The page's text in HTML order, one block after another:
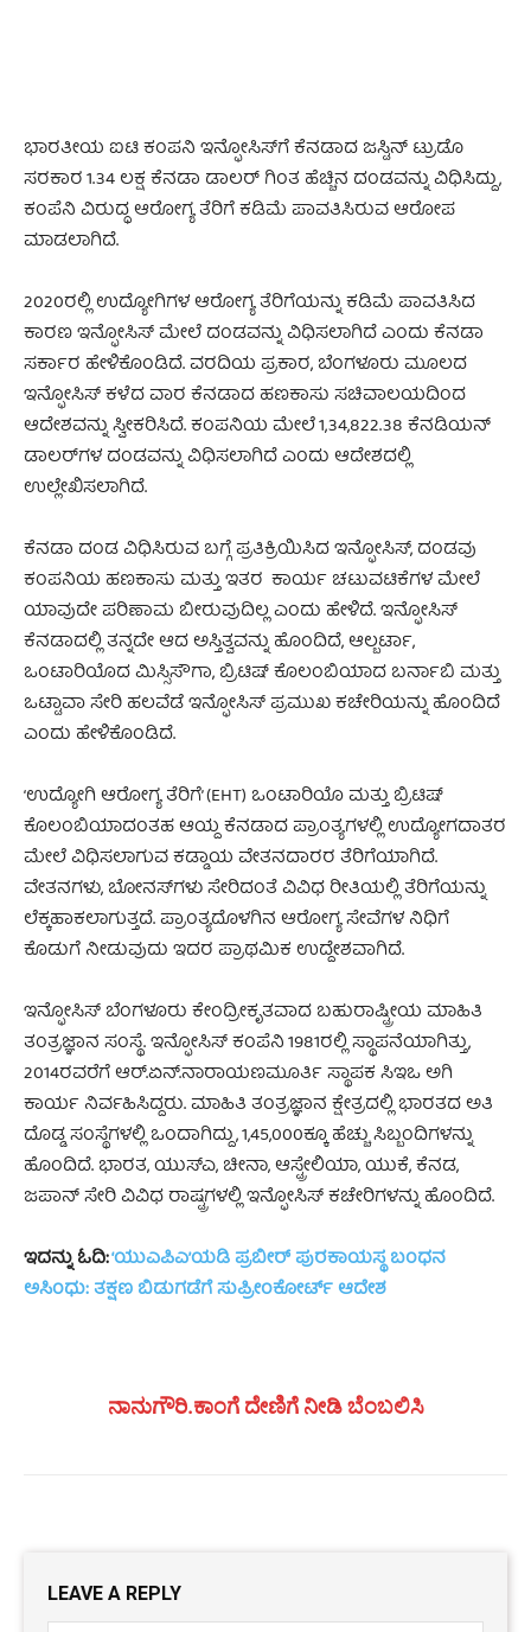
ಭಾರತೀಯ ಐಟಿ ಕಂಪನಿ ಇನ್ಫೋಸಿಸ್‌ಗೆ ಕೆನಡಾದ ಜಸ್ಟಿನ್ ಟ್ರುಡೊ
ಸರಕಾರ 1.34 ಲಕ್ಷ ಕೆನಡಾ ಡಾಲರ್‌ ಗಿಂತ ಹೆಚ್ಚಿನ ದಂಡವನ್ನು ವಿಧಿಸಿದ್ದು,
ಕಂಪೆನಿ ವಿರುದ್ಧ ಆರೋಗ್ಯ ತೆರಿಗೆ ಕಡಿಮೆ ಪಾವತಿಸಿರುವ ಆರೋಪ
ಮಾಡಲಾಗಿದೆ.
2020ರಲ್ಲಿ ಉದ್ಯೋಗಿಗಳ ಆರೋಗ್ಯ ತೆರಿಗೆಯನ್ನು ಕಡಿಮೆ ಪಾವತಿಸಿದ
ಕಾರಣ ಇನ್ಫೋಸಿಸ್ ಮೇಲೆ ದಂಡವನ್ನು ವಿಧಿಸಲಾಗಿದೆ ಎಂದು ಕೆನಡಾ
ಸರ್ಕಾರ ಹೇಳಿಕೊಂಡಿದೆ. ವರದಿಯ ಪ್ರಕಾರ, ಬೆಂಗಳೂರು ಮೂಲದ
ಇನ್ಫೋಸಿಸ್ ಕಳೆದ ವಾರ ಕೆನಡಾದ ಹಣಕಾಸು ಸಚಿವಾಲಯದಿಂದ
ಆದೇಶವನ್ನು ಸ್ವೀಕರಿಸಿದೆ. ಕಂಪನಿಯ ಮೇಲೆ 1,34,822.38 ಕೆನಡಿಯನ್
ಡಾಲರ್‌ಗಳ ದಂಡವನ್ನು ವಿಧಿಸಲಾಗಿದೆ ಎಂದು ಆದೇಶದಲ್ಲಿ
ಉಲ್ಲೇಖಿಸಲಾಗಿದೆ.
ಕೆನಡಾ ದಂಡ ವಿಧಿಸಿರುವ ಬಗ್ಗೆ ಪ್ರತಿಕ್ರಿಯಿಸಿದ ಇನ್ಫೋಸಿಸ್, ದಂಡವು
ಕಂಪನಿಯ ಹಣಕಾಸು ಮತ್ತು ಇತರ ಕಾರ್ಯ ಚಟುವಟಿಕೆಗಳ ಮೇಲೆ
ಯಾವುದೇ ಪರಿಣಾಮ ಬೀರುವುದಿಲ್ಲ ಎಂದು ಹೇಳಿದೆ. ಇನ್ಫೋಸಿಸ್
ಕೆನಡಾದಲ್ಲಿ ತನ್ನದೇ ಆದ ಅಸ್ತಿತ್ವವನ್ನು ಹೊಂದಿದೆ, ಆಲ್ಬರ್ಟಾ,
ಒಂಟಾರಿಯೊದ ಮಿಸ್ಸಿಸೌಗಾ, ಬ್ರಿಟಿಷ್ ಕೊಲಂಬಿಯಾದ ಬರ್ನಾಬಿ ಮತ್ತು
ಒಟ್ಟಾವಾ ಸೇರಿ ಹಲವೆಡೆ ಇನ್ಫೋಸಿಸ್ ಪ್ರಮುಖ ಕಚೇರಿಯನ್ನು ಹೊಂದಿದೆ
ಎಂದು ಹೇಳಿಕೊಂಡಿದೆ.
‘ಉದ್ಯೋಗಿ ಆರೋಗ್ಯ ತೆರಿಗೆ’ (EHT) ಒಂಟಾರಿಯೊ ಮತ್ತು ಬ್ರಿಟಿಷ್
ಕೊಲಂಬಿಯಾದಂತಹ ಆಯ್ದ ಕೆನಡಾದ ಪ್ರಾಂತ್ಯಗಳಲ್ಲಿ ಉದ್ಯೋಗದಾತರ
ಮೇಲೆ ವಿಧಿಸಲಾಗುವ ಕಡ್ಡಾಯ ವೇತನದಾರರ ತೆರಿಗೆಯಾಗಿದೆ.
ವೇತನಗಳು, ಬೋನಸ್‌ಗಳು ಸೇರಿದಂತೆ ವಿವಿಧ ರೀತಿಯಲ್ಲಿ ತೆರಿಗೆಯನ್ನು
ಲೆಕ್ಕಹಾಕಲಾಗುತ್ತದೆ. ಪ್ರಾಂತ್ಯದೊಳಗಿನ ಆರೋಗ್ಯ ಸೇವೆಗಳ ನಿಧಿಗೆ
ಕೊಡುಗೆ ನೀಡುವುದು ಇದರ ಪ್ರಾಥಮಿಕ ಉದ್ದೇಶವಾಗಿದೆ.
ಇನ್ಫೋಸಿಸ್ ಬೆಂಗಳೂರು ಕೇಂದ್ರೀಕೃತವಾದ ಬಹುರಾಷ್ಟ್ರೀಯ ಮಾಹಿತಿ
ತಂತ್ರಜ್ಞಾನ ಸಂಸ್ಥೆ. ಇನ್ಫೋಸಿಸ್ ಕಂಪೆನಿ 1981ರಲ್ಲಿ ಸ್ಥಾಪನೆಯಾಗಿತ್ತು,
2014ರವರೆಗೆ ಆರ್.ಏನ್.ನಾರಾಯಣಮೂರ್ತಿ ಸ್ಥಾಪಕ ಸಿಇಒ ಅಗಿ
ಕಾರ್ಯ ನಿರ್ವಹಿಸಿದ್ದರು. ಮಾಹಿತಿ ತಂತ್ರಜ್ಞಾನ ಕ್ಷೇತ್ರದಲ್ಲಿ ಭಾರತದ ಅತಿ
ದೊಡ್ಡ ಸಂಸ್ಥೆಗಳಲ್ಲಿ ಒಂದಾಗಿದ್ದು, 1,45,000ಕ್ಕೂ ಹೆಚ್ಚು ಸಿಬ್ಬಂದಿಗಳನ್ನು
ಹೊಂದಿದೆ. ಭಾರತ, ಯುಸ್‌ಎ, ಚೀನಾ, ಆಸ್ಟ್ರೇಲಿಯಾ, ಯುಕೆ, ಕೆನಡ,
ಜಪಾನ್ ಸೇರಿ ವಿವಿಧ ರಾಷ್ಟ್ರಗಳಲ್ಲಿ ಇನ್ಫೋಸಿಸ್ ಕಚೇರಿಗಳನ್ನು ಹೊಂದಿದೆ.
ಇದನ್ನು ಓದಿ:‘ಯುಎಪಿಎ’ಯಡಿ ಪ್ರಬೀರ್ ಪುರಕಾಯಸ್ಥ ಬಂಧನ
ಅಸಿಂಧು: ತಕ್ಷಣ ಬಿಡುಗಡೆಗೆ ಸುಪ್ರೀಂಕೋರ್ಟ್‌ ಆದೇಶ
ನಾನುಗೌರಿ.ಕಾಂಗೆ ದೇಣಿಗೆ ನೀಡಿ ಬೆಂಬಲಿಸಿ
LEAVE A REPLY